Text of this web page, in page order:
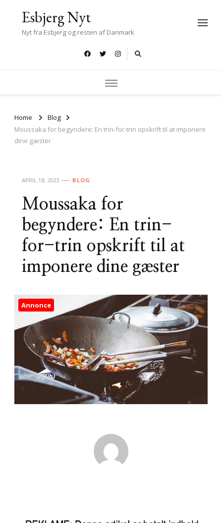
Esbjerg Nyt
Nyt fra Esbjerg og resten af Danmark
Home
Blog
Moussaka for begyndere: En trin-for-trin opskrift til at imponere
dine gæster
APRIL 18, 2023 BLOG
Moussaka for
begyndere: En trin-
for-trin opskrift til at
imponere dine gæster
Annonce